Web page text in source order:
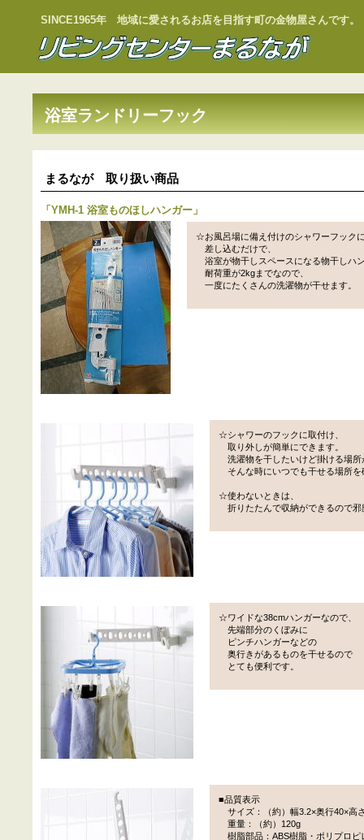
SINCE1965年 地域に愛されるお店を目指す町の金物屋さんです。
浴室ランドリーフック
まるなが 取り扱い商品
「 YMH-1 浴室ものほしハンガー 」
☆お風呂場に備え付けのシャワーフック
差し込むだけで、
浴室が物干しスペースになる物干しハ
耐荷重が2kgまでなので、
一度にたくさんの洗濯物が干せます。
☆シャワーのフックに取付け、
取り外しが簡単にできます。
洗濯物を干したいけど掛ける場所
そんな時にいつでも干せる場所を
☆使わないときは、
折りたたんで収納ができるので邪
☆ワイドな38cmハンガーなので、
先端部分のくぼみに
ピンチハンガーなどの
奥行きがあるものを干せるので
とても便利です。
■品質表示
サイズ：（約）幅3.2×奥行40×高
重量：（約）120g
樹脂部品：ABS樹脂・ポリプロピ